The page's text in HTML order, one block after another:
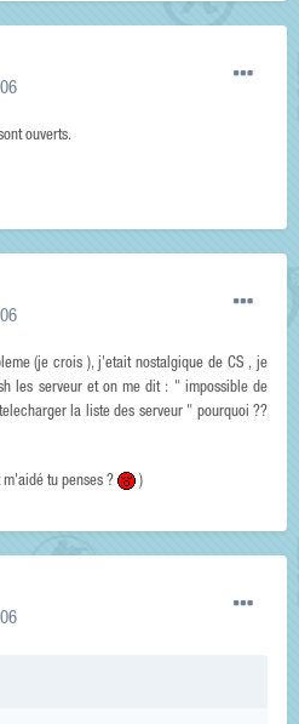
ouverts.
(je crois ), j'etait nostalgique de CS , je
les serveur et on me dit : " impossible de
la liste des serveur " pourquoi ??
tu penses ? )